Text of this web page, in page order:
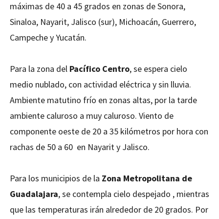
máximas de 40 a 45 grados en zonas de Sonora,
Sinaloa, Nayarit, Jalisco (sur), Michoacán, Guerrero,
Campeche y Yucatán.
Para la zona del Pacífico Centro, se espera cielo
medio nublado, con actividad eléctrica y sin lluvia.
Ambiente matutino frío en zonas altas, por la tarde
ambiente caluroso a muy caluroso. Viento de
componente oeste de 20 a 35 kilómetros por hora con
rachas de 50 a 60 en Nayarit y Jalisco.
Para los municipios de la Zona Metropolitana de
Guadalajara, se contempla cielo despejado , mientras
que las temperaturas irán alrededor de 20 grados. Por